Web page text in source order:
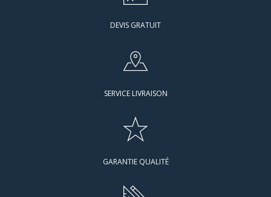
DEVIS GRATUIT
SERVICE LIVRAISON
GARANTIE QUALITÉ